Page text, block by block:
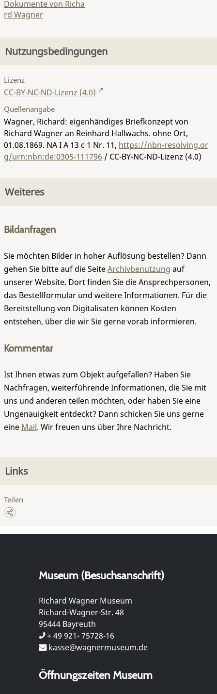
Dokumente von Richa
rd Wagner
Nutzungsbedingungen
Lizenz
CC-BY-NC-ND-Lizenz (4.0)
Quellenangabe
Wagner, Richard: eigenhändiges Briefkonzept von
Richard Wagner an Reinhard Hallwachs. ohne Ort,
01.08.1869. NA I A 13 c 1 Nr. 11, https://nbn-resolving.or
g/urn:nbn:de:0305-111796 / CC-BY-NC-ND-Lizenz (4.0)
Weiteres
Bildanfragen
Sie möchten Bilder in hoher Auflösung bestellen? Dann
gehen Sie bitte auf die SeiteArchivbenutzung auf
unserer Website. Dort finden Sie die Ansprechpersonen,
das Bestellformular und weitere Informationen. Für die
Bereitstellung von Digitalisaten können Kosten
entstehen, über die wir Sie gerne vorab informieren.
Kommentar
Ist Ihnen etwas zum Objekt aufgefallen? Haben Sie
Nachfragen, weiterführende Informationen, die Sie mit
uns und anderen teilen möchten, oder haben Sie eine
Ungenauigkeit entdeckt? Dann schicken Sie uns gerne
eine Mail. Wir freuen uns über Ihre Nachricht.
Links
Teilen
Museum (Besuchsanschrift)
Richard Wagner Museum
Richard-Wagner-Str. 48
95444 Bayreuth
+ 49 921- 75728-16
kasse@wagnermuseum.de
Öffnungszeiten Museum